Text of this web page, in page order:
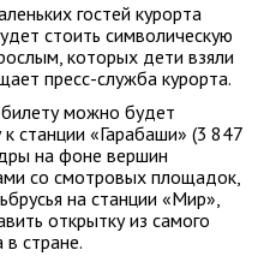
гостей курорта
стоить символическую
которых дети взяли
пресс-служба курорта.
можно будет
станции «Гарабаши» (3 847
на фоне вершин
со смотровых площадок,
на станции «Мир»,
открытку из самого
стране.